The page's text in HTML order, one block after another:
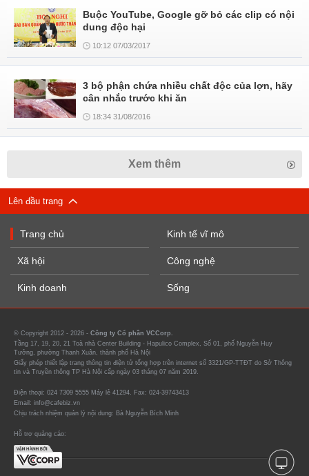
Buộc YouTube, Google gỡ bỏ các clip có nội
dung độc hại
10:12 07/03/2017
3 bộ phận chứa nhiều chất độc của lợn, hãy
cân nhắc trước khi ăn
18:34 31/08/2016
Xem thêm
Lên đầu trang
Trang chủ
Xã hội
Kinh doanh
Kinh tế vĩ mô
Công nghệ
Sống
© Copyright 2012 - 2026 - Công ty Cổ phần VCCorp.
Tầng 17, 19, 20, 21 Toà nhà Center Building - Hapulico Complex, Số 01, phố Nguyễn Huy
Tưởng, phường Thanh Xuân, thành phố Hà Nội
Giấy phép thiết lập trang thông tin điện tử tổng hợp trên internet số 3321/GP-TTĐT do Sở Thông
tin và Truyền thông TP Hà Nội cấp ngày 03 tháng 07 năm 2019.
Điện thoại: 024 7309 5555 Máy lẻ 41294. Fax: 024-39743413
Email: info@cafebiz.vn
Chịu trách nhiệm quản lý nội dung: Bà Nguyễn Bích Minh
Hỗ trợ quảng cáo: